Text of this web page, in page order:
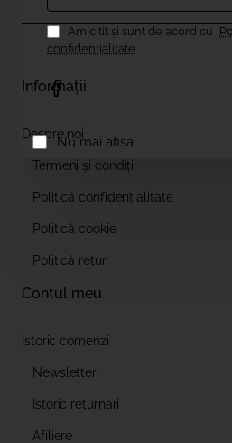
Am citit şi sunt de acord cu
confidențialitate
Nu mai afisa
Informații
Despre noi
Termeni și condiții
Politică confidențialitate
Politică cookie
Politică retur
Contul meu
Istoric comenzi
Newsletter
Istoric returnari
Afiliere